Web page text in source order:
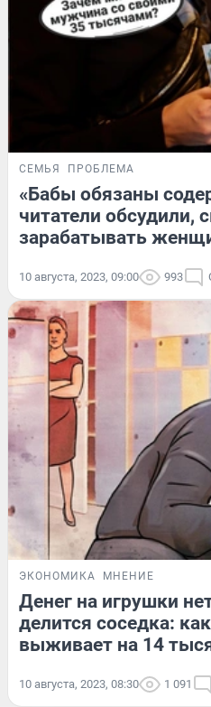
СЕМЬЯ ПРОБЛЕМА
«Бабы обязаны
читатели обсудили,
зарабатывать
10 августа, 2023, 09:00 993
ЭКОНОМИКА МНЕНИЕ
Денег на игрушки
делится соседка:
выживает на 14
10 августа, 2023, 08:30 1 091